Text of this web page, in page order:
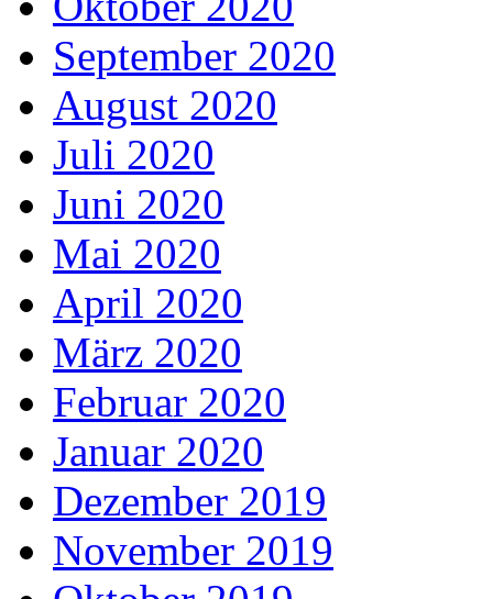
September 2020
August 2020
Juli 2020
Juni 2020
Mai 2020
April 2020
März 2020
Februar 2020
Januar 2020
Dezember 2019
November 2019